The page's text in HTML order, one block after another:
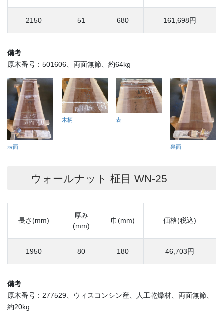
2150 51 680 161,698円
備考
原木番号：501606、両面無節、約64kg
表面
木柄 表
裏面
ウォールナット 柾目 WN-25
長さ(mm)
厚み
(mm)
巾(mm) 価格(税込)
1950 80 180 46,703円
備考
原木番号：277529、ウィスコンシン産、人工乾燥材、両面無節、
約20kg